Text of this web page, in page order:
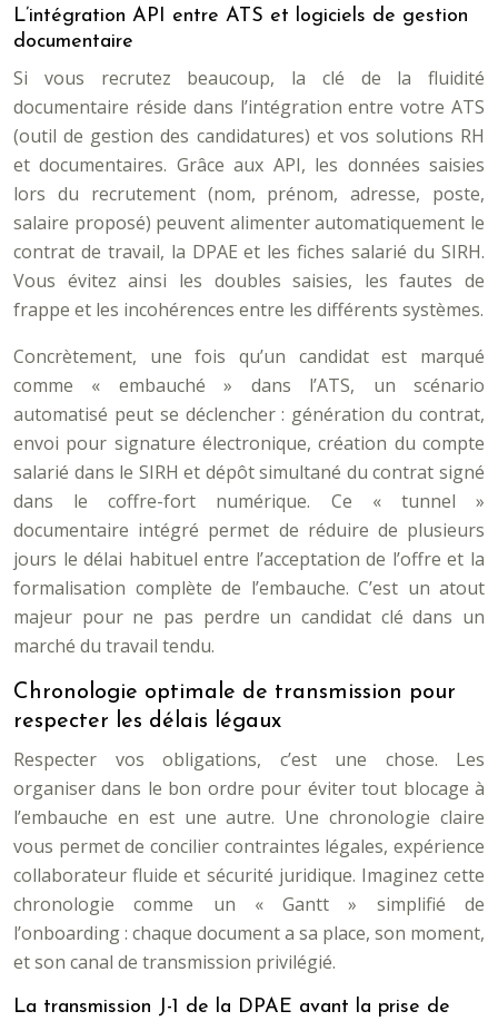
L’intégration API entre ATS et logiciels de gestion
documentaire
Si vous recrutez beaucoup, la clé de la fluidité
documentaire réside dans l’intégration entre votre ATS
(outil de gestion des candidatures) et vos solutions RH
et documentaires. Grâce aux API, les données saisies
lors du recrutement (nom, prénom, adresse, poste,
salaire proposé) peuvent alimenter automatiquement le
contrat de travail, la DPAE et les fiches salarié du SIRH.
Vous évitez ainsi les doubles saisies, les fautes de
frappe et les incohérences entre les différents systèmes.
Concrètement, une fois qu’un candidat est marqué
comme « embauché » dans l’ATS, un scénario
automatisé peut se déclencher : génération du contrat,
envoi pour signature électronique, création du compte
salarié dans le SIRH et dépôt simultané du contrat signé
dans le coffre-fort numérique. Ce « tunnel »
documentaire intégré permet de réduire de plusieurs
jours le délai habituel entre l’acceptation de l’offre et la
formalisation complète de l’embauche. C’est un atout
majeur pour ne pas perdre un candidat clé dans un
marché du travail tendu.
Chronologie optimale de transmission pour
respecter les délais légaux
Respecter vos obligations, c’est une chose. Les
organiser dans le bon ordre pour éviter tout blocage à
l’embauche en est une autre. Une chronologie claire
vous permet de concilier contraintes légales, expérience
collaborateur fluide et sécurité juridique. Imaginez cette
chronologie comme un « Gantt » simplifié de
l’onboarding : chaque document a sa place, son moment,
et son canal de transmission privilégié.
La transmission J-1 de la DPAE avant la prise de